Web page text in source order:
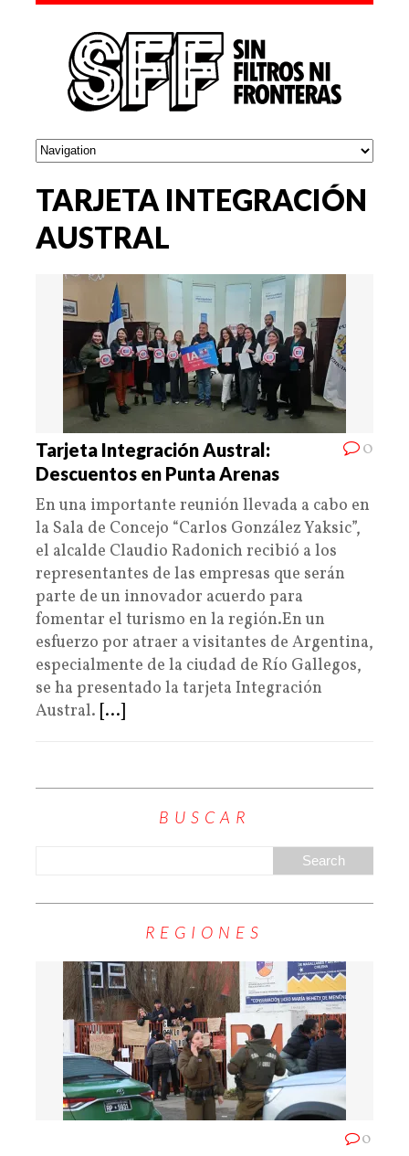
TARJETA INTEGRACIÓN
AUSTRAL
0
Tarjeta Integración Austral:
Descuentos en Punta Arenas
En una importante reunión llevada a cabo en
la Sala de Concejo “Carlos González Yaksic”,
el alcalde Claudio Radonich recibió a los
representantes de las empresas que serán
parte de un innovador acuerdo para
fomentar el turismo en la región.En un
esfuerzo por atraer a visitantes de Argentina,
especialmente de la ciudad de Río Gallegos,
se ha presentado la tarjeta Integración
Austral. [...]
BUSCAR
REGIONES
0